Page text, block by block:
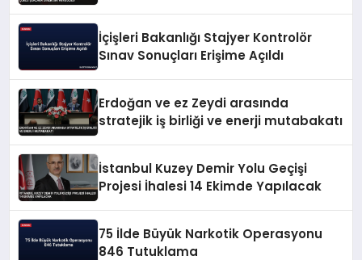
İçişleri Bakanlığı Stajyer Kontrolör
Sınav Sonuçları Erişime Açıldı
Erdoğan ve ez Zeydi arasında
stratejik iş birliği ve enerji mutabakatı
İstanbul Kuzey Demir Yolu Geçişi
Projesi İhalesi 14 Ekimde Yapılacak
75 İlde Büyük Narkotik Operasyonu
846 Tutuklama